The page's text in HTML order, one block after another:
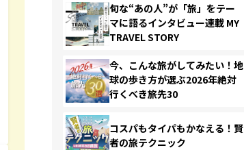
旬な“あの人”が「旅」をテー
マに語るインタビュー連載 MY
TRAVEL STORY
今、こんな旅がしてみたい！地
球の歩き方が選ぶ2026年絶対
行くべき旅先30
コスパもタイパもかなえる！賢
者の旅テクニック